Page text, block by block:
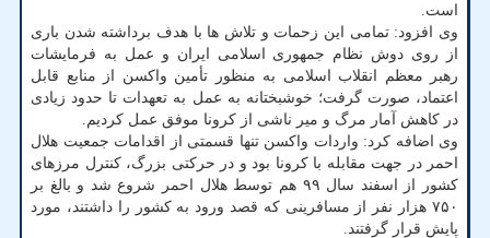
است.
وی افزود: تمامی این زحمات و تلاش ها با هدف برداشته شدن باری
از روی دوش نظام جمهوری اسلامی ایران و عمل به فرمایشات
رهبر معظم انقلاب اسلامی به منظور تأمین واکسن از منابع قابل
اعتماد، صورت گرفت؛ خوشبختانه به عمل به تعهدات تا حدود زیادی
در کاهش آمار مرگ و میر ناشی از کرونا موفق عمل کردیم.
وی اضافه کرد: واردات واکسن تنها قسمتی از اقدامات جمعیت هلال
احمر در جهت مقابله با کرونا بود و در حرکتی بزرگ، کنترل مرزهای
کشور از اسفند سال ۹۹ هم توسط هلال احمر شروع شد و بالغ بر
۷۵۰ هزار نفر از مسافرینی که قصد ورود به کشور را داشتند، مورد
پایش قرار گرفتند.